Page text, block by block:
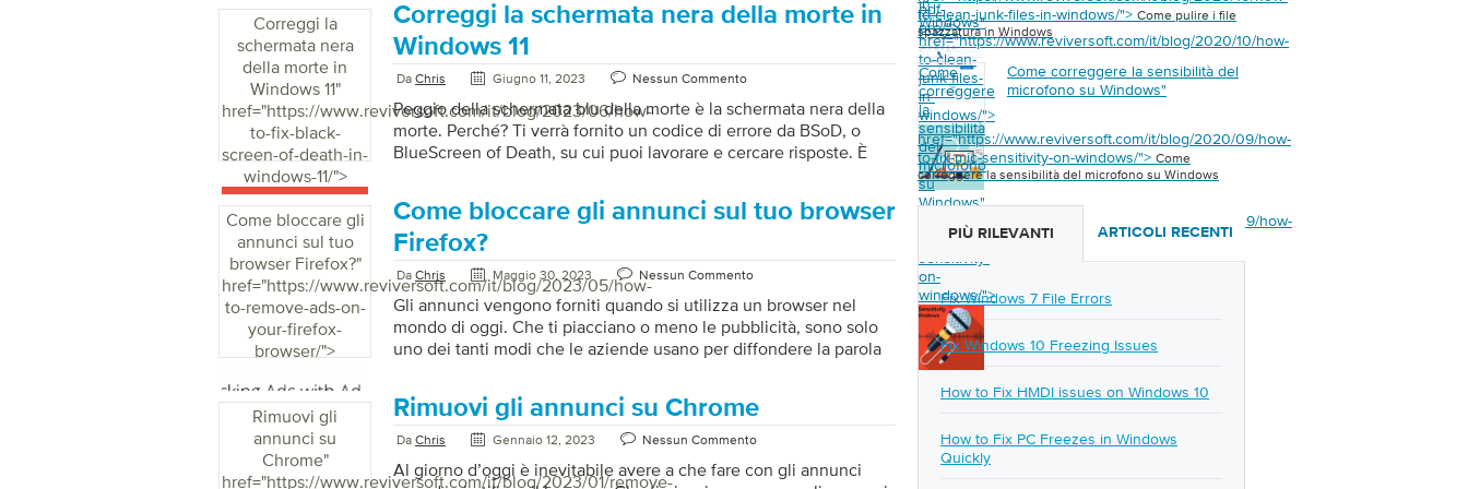
venditori di terze parti. Esistono due tipi di cookie: I cookie di
prima parte sono quelli impostati dal sito Web in cui ti trovi. L’URL
viene visualizzato nella barra degli indirizzi. I cookie di […]
Correggi la
schermata nera
della morte in
Windows 11"
href="https://www.reviversoft.com/it/blog/2023/06/how-
to-fix-black-
screen-of-death-in-
windows-11/">
Correggi la schermata nera della morte in
Windows 11
Da Chris Giugno 11, 2023 Nessun Commento
Peggio della schermata blu della morte è la schermata nera della
morte. Perché? Ti verrà fornito un codice di errore da BSoD, o
BlueScreen of Death, su cui puoi lavorare e cercare risposte. È
Death, senza alcuna indicazione su dove ottenere la luce. Ho
intenzione di offrire alcune soluzioni semplici oggi. Ecco alcune
soluzioni che potresti provare a risolvere il problema. Passaggio 1:
riavvia il computer. Questa è una soluzione relativamente
popolare che puoi utilizzare per risolvere la maggior parte, se […]
Come bloccare gli
annunci sul tuo
browser Firefox?"
href="https://www.reviversoft.com/it/blog/2023/05/how-
to-remove-ads-on-
your-firefox-
browser/">
Come bloccare gli annunci sul tuo browser
Firefox?
Da Chris Maggio 30, 2023 Nessun Commento
Gli annunci vengono forniti quando si utilizza un browser nel
mondo di oggi. Che ti piacciano o meno le pubblicità, sono solo
uno dei tanti modi che le aziende usano per diffondere la parola
esperienza di navigazione, puoi bloccare la pubblicità in Mozilla
Firefox. È davvero frustrante avere pubblicità pop-up invadenti,
interrotte e fastidiose quando si utilizza il browser Firefox. Questi
Ad Remover che abbiamo creato ti aiuterà a bloccare questi
Rimuovi gli
annunci su
Chrome"
href="https://www.reviversoft.com/it/blog/2023/01/remove-
Rimuovi gli annunci su Chrome
Da Chris Gennaio 12, 2023 Nessun Commento
Al giorno d’oggi è inevitabile avere a che fare con gli annunci
pdf-
pro/">
Windows"
href="https://www.reviversoft.com/it/blog/2020/10/how-
to-clean-
junk-files-
in-
windows/">
to-clean-junk-files-in-windows/"> Come pulire i file
spazzatura in Windows
Come
correggere
la
sensibilità
del
microfono
su
Windows"
href="https://www.reviversoft.com/it/blog/2020/09/how-
to-fix-mic-
on-
windows/">
Come correggere la sensibilità del
microfono su Windows"
href="https://www.reviversoft.com/it/blog/2020/09/how-
to-fix-mic-sensitivity-on-windows/"> Come
correggere la sensibilità del microfono su Windows
PIÙ RILEVANTI ARTICOLI RECENTI
Fix Windows 7 File Errors
Fix Windows 10 Freezing Issues
How to Fix HMDI issues on Windows 10
How to Fix PC Freezes in Windows
Quickly